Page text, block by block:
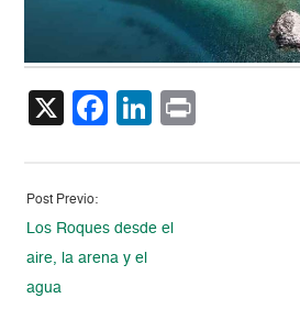
X Facebook
LinkedIn
Post Previo:
Los Roques desde el
aire, la arena y el
agua